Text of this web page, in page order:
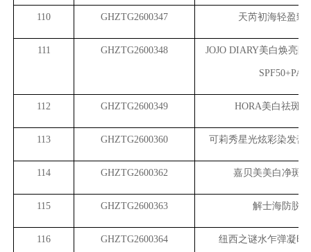
110 GHZTG2600347 天芮初海轻盈臻
111 GHZTG2600348 JOJO DIARY美白焕亮防
112 GHZTG2600349 HORA美白祛斑
113 GHZTG2600360 可莉秀星光炫彩染发膏
114 GHZTG2600362 嘉贝美美白净斑
115 GHZTG2600363 解士海防脱
116 GHZTG2600364 纽西之谜水乍弹凝时